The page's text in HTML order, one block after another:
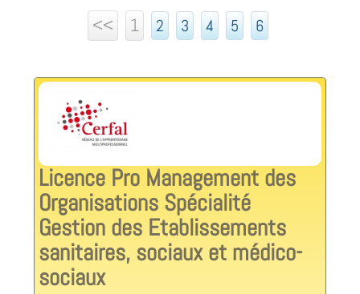
<<
1 2 3 4 5 6
Licence Pro Management des
Organisations Spécialité
Gestion des Etablissements
sanitaires, sociaux et médico-
sociaux